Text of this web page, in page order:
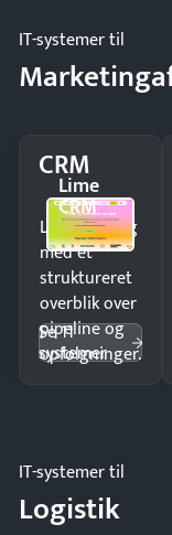
IT-systemer til
CRM
Lime
CRM
Luk flere salg
med et
struktureret
overblik over
pipeline og
opfølgninger.
Se 11
systemer
IT-systemer til
Logistik